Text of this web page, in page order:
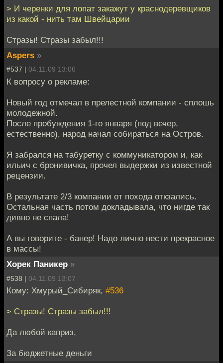
> И черенки для лопат закажут у краснодеревщиков
из какой - нить там Швейцарии
Стразы! Стразы забыл!!!
Aspers »
#537 | 04.11.09 13:06
К вопросу о рекламе:
Новый год отмечал в прелестной компании - сплошь
молодежной.
После пробуждения 1-го января (под вечер,
естественно), народ начал собираться на Остров.
Я забрался на табуретку с коммуникатором и, как
ильич с бронивичка, прочел выдержки из известной
рецензии.
В результате 2/3 компании от похода откзались.
Остальная часть потом докладывала, что нигде так
дивно не спала!
А вы говорите - банер! Надо лично нести прекрасное
в массы!
Хорек Паникер »
#538 | 04.11.09 13:07
Кому: Хмурый_Сибиряк, #536
> Стразы! Стразы забыл!!!
Да любой каприз,
За бюджетные деньги